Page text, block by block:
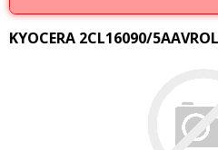
KYOCERA 2CL16090/